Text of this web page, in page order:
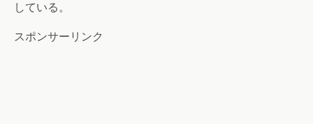
している。
スポンサーリンク